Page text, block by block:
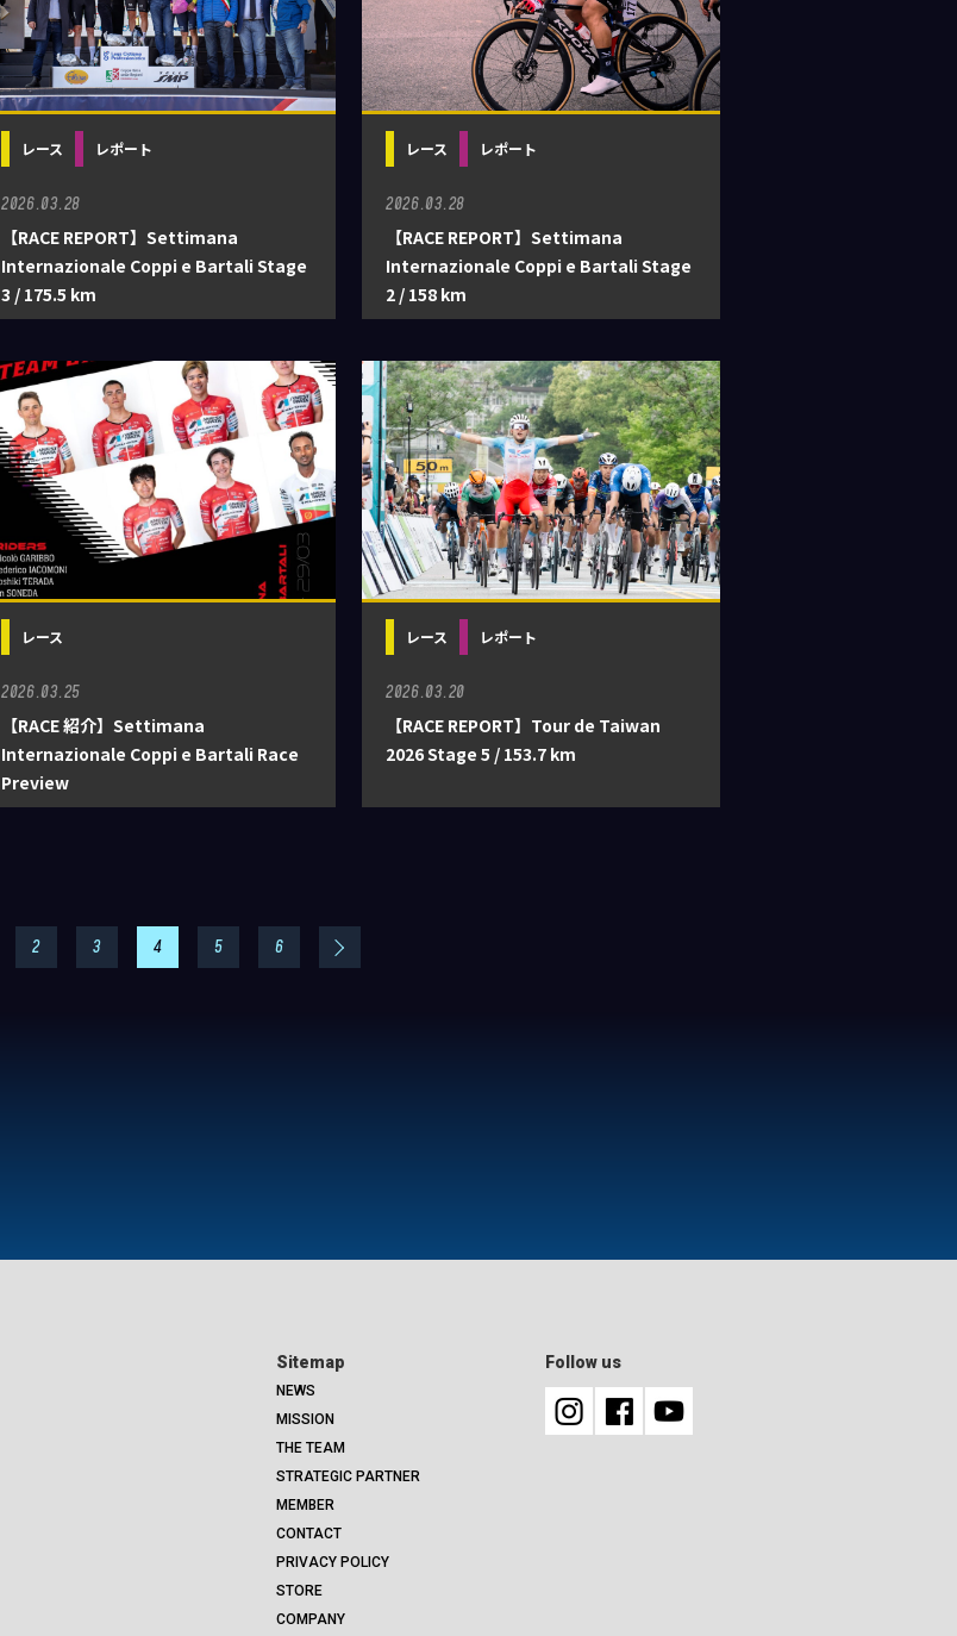
レース レポート
2026.03.28
【RACE REPORT】Settimana
Internazionale Coppi e Bartali Stage
3 / 175.5 km
レース レポート
2026.03.28
【RACE REPORT】Settimana
Internazionale Coppi e Bartali Stage
2 / 158 km
レース
2026.03.25
【RACE 紹介】Settimana
Internazionale Coppi e Bartali Race
Preview
レース レポート
2026.03.20
【RACE REPORT】Tour de Taiwan
2026 Stage 5 / 153.7 km
2 3 4 5 6
Sitemap
NEWS
MISSION
THE TEAM
STRATEGIC PARTNER
MEMBER
CONTACT
PRIVACY POLICY
STORE
COMPANY
Follow us